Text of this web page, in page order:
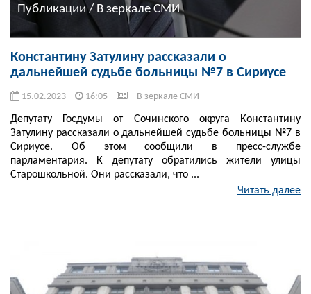
Публикации / В зеркале СМИ
Константину Затулину рассказали о
дальнейшей судьбе больницы №7 в Сириусе
15.02.2023 16:05 В зеркале СМИ
Депутату Госдумы от Сочинского округа Константину
Затулину рассказали о дальнейшей судьбе больницы №7 в
Сириусе. Об этом сообщили в пресс-службе
парламентария. К депутату обратились жители улицы
Старошкольной. Они рассказали, что ...
Читать далее